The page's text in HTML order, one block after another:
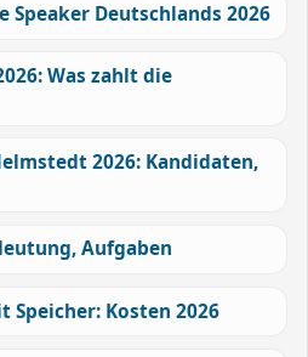
Speaker Deutschlands 2026
Was zahlt die
2026: Kandidaten,
Aufgaben
Speicher: Kosten 2026